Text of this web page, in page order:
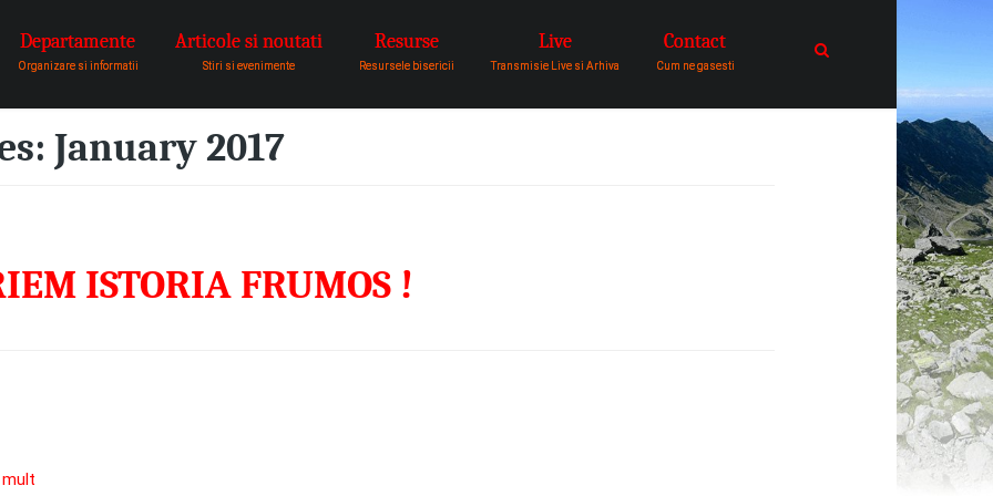
a fi vocea lui Dumnezeu catre comunitatea de oameni in
Departamente
Organizare si informatii
Articole si noutati
Stiri si evenimente
Resurse
Resursele bisericii
Live
Transmisie Live si Arhiva
Contact
Cum ne gasesti
January 2017
ISTORIA FRUMOS !